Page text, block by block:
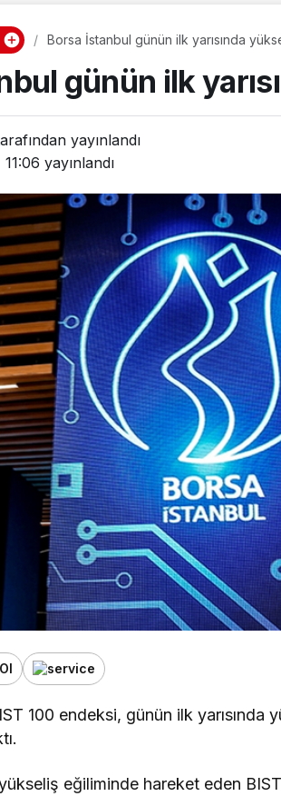
Borsa İstanbul günün ilk yarısında
günün ilk
yayınlandı
yayınlandı
100 endeksi, günün ilk yarısında
yükseliş eğiliminde hareket eden